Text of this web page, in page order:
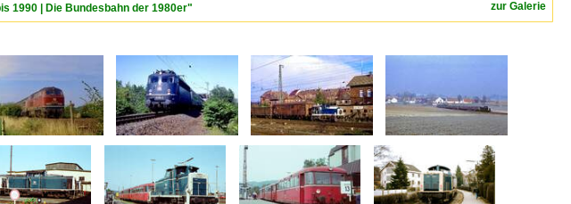
zur Galerie
1990 | Die Bundesbahn der 1980er"